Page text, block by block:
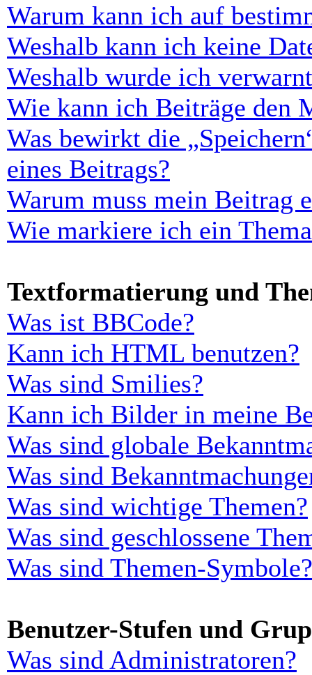
Warum kann ich auf
Weshalb kann ich keine
Weshalb wurde ich
Wie kann ich Beiträge den
Was bewirkt die
eines Beitrags?
Warum muss mein Beitrag
Wie markiere ich ein
Textformatierung und
Was ist BBCode?
Kann ich HTML benutzen?
Was sind Smilies?
Kann ich Bilder in meine
Was sind globale
Was sind
Was sind wichtige Themen?
Was sind geschlossene
Was sind Themen-Symbole?
Benutzer-Stufen und
Was sind Administratoren?